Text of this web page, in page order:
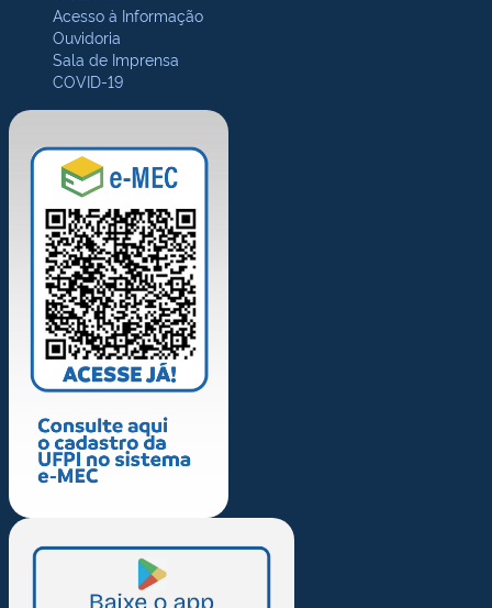
Acesso à Informação
Ouvidoria
Sala de Imprensa
COVID-19